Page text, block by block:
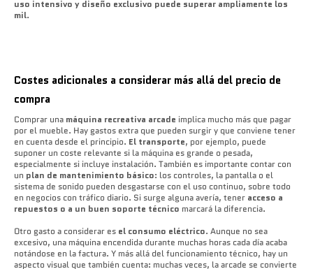
uso intensivo y diseño exclusivo puede superar ampliamente los
mil.
Costes adicionales a considerar más allá del precio de
compra
Comprar una máquina recreativa arcade implica mucho más que pagar
por el mueble. Hay gastos extra que pueden surgir y que conviene tener
en cuenta desde el principio. El transporte, por ejemplo, puede
suponer un coste relevante si la máquina es grande o pesada,
especialmente si incluye instalación. También es importante contar con
un plan de mantenimiento básico: los controles, la pantalla o el
sistema de sonido pueden desgastarse con el uso continuo, sobre todo
en negocios con tráfico diario. Si surge alguna avería, tener acceso a
repuestos o a un buen soporte técnico marcará la diferencia.
Otro gasto a considerar es el consumo eléctrico. Aunque no sea
excesivo, una máquina encendida durante muchas horas cada día acaba
notándose en la factura. Y más allá del funcionamiento técnico, hay un
aspecto visual que también cuenta: muchas veces, la arcade se convierte